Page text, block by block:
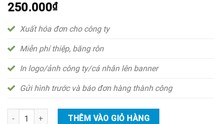
250.000₫
Xuất hóa đơn cho công ty
Miễn phí thiệp, băng rôn
In logo/ảnh công ty/cá nhân lên banner
Gửi hình trước và báo đơn hàng thành công
Bó hoa hương dương - hd270 số lượng
THÊM VÀO GIỎ HÀNG